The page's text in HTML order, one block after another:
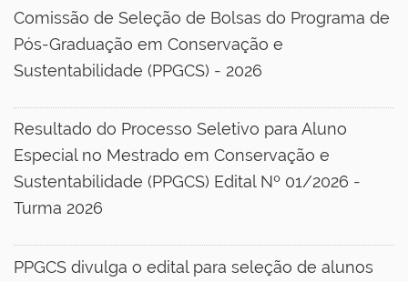
s
Comissão de Seleção de Bolsas do Programa de
Pós-Graduação em Conservação e
Sustentabilidade (PPGCS) - 2026
Resultado do Processo Seletivo para Aluno
Especial no Mestrado em Conservação e
Sustentabilidade (PPGCS) Edital Nº 01/2026 -
Turma 2026
PPGCS divulga o edital para seleção de alunos